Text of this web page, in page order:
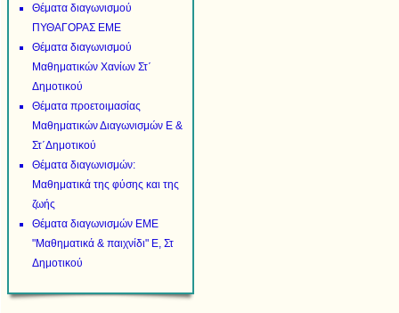
Θέματα διαγωνισμού
ΠΥΘΑΓΟΡΑΣ ΕΜΕ
Θέματα διαγωνισμού
Μαθηματικών Χανίων Στ΄
Δημοτικού
Θέματα προετοιμασίας
Μαθηματικών Διαγωνισμών Ε &
Στ΄Δημοτικού
Θέματα διαγωνισμών:
Μαθηματικά της φύσης και της
ζωής
Θέματα διαγωνισμών ΕΜΕ
"Μαθηματικά & παιχνίδι" Ε, Στ
Δημοτικού